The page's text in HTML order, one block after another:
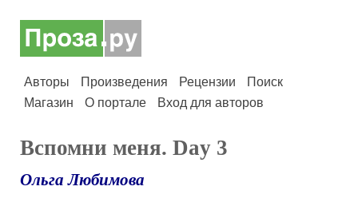
Авторы Произведения Рецензии
Поиск
Магазин
О портале Вход для авторов
Вспомни меня. Day 3
Ольга Любимова